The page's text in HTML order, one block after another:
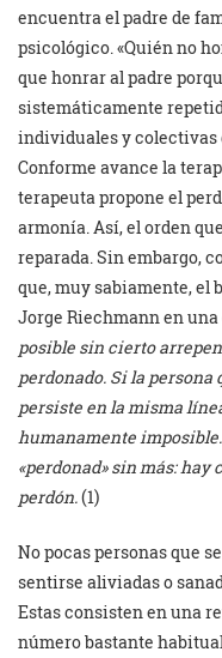
encuentra el padre de
psicológico. «Quién no
que honrar al padre
sistemáticamente
individuales y colectivas
Conforme avance la
terapeuta propone el
armonía. Así, el orden
reparada. Sin embargo,
que, muy sabiamente, el
Jorge Riechmann en una
posible sin cierto
perdonado. Si la persona
persiste en la misma
humanamente
«perdonad» sin más:
perdón.(1)
No pocas personas que
sentirse aliviadas o
Estas consisten en una
número bastante